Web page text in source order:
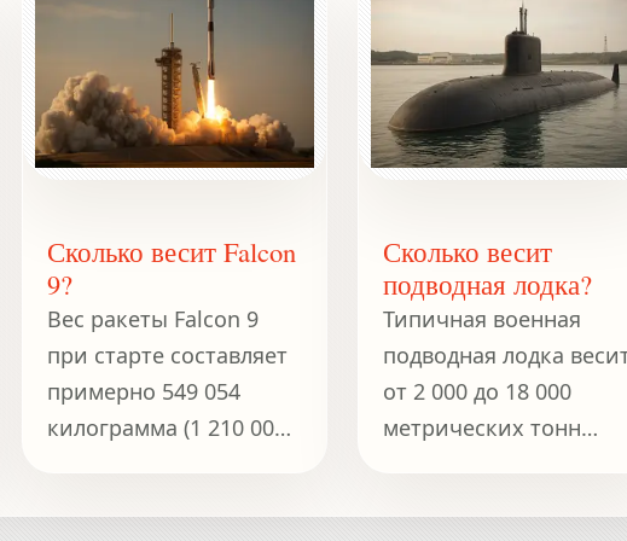
Сколько весит Falcon
9?
Вес ракеты Falcon 9
при старте составляет
примерно 549 054
килограмма (1 210 000
Сколько весит
подводная лодка?
Типичная военная
подводная лодка
от 2 000 до 18 000
метрических тонн